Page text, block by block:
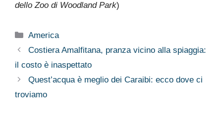
dello Zoo di Woodland Park)
Categorie
America
Costiera Amalfitana, pranza vicino alla spiaggia:
il costo è inaspettato
Quest’acqua è meglio dei Caraibi: ecco dove ci
troviamo